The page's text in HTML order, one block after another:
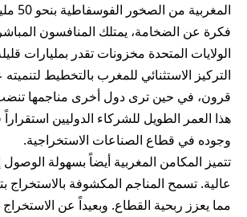
المغربية من الصخور الفوسفاطية
فكرة عن الضخامة، يمتلك المنافسون
الولايات المتحدة مخزونات تقدر بمليارات
التركيز الاستثنائي للمغرب بالتخطيط
قرون، في حين ترى دول أخرى مناجمها
هذا العمر الطويل للشركاء الدوليين استقراراً
وجوده في قطاع الصناعات الاستخراجية.
تتميز المكامن المغربية أيضاً بسهولة الوصول
عالية. تسمح المناجم المكشوفة بالاستخراج
مما يعزز ربحية القطاع. وبعيداً عن